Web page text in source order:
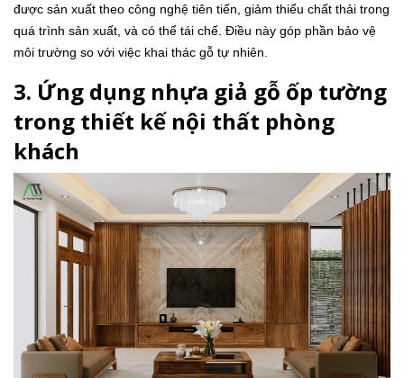
được sản xuất theo công nghệ tiên tiến, giảm thiểu chất thải trong
quá trình sản xuất, và có thể tái chế. Điều này góp phần bảo vệ
môi trường so với việc khai thác gỗ tự nhiên.
3. Ứng dụng nhựa giả gỗ ốp tường
trong thiết kế nội thất phòng
khách